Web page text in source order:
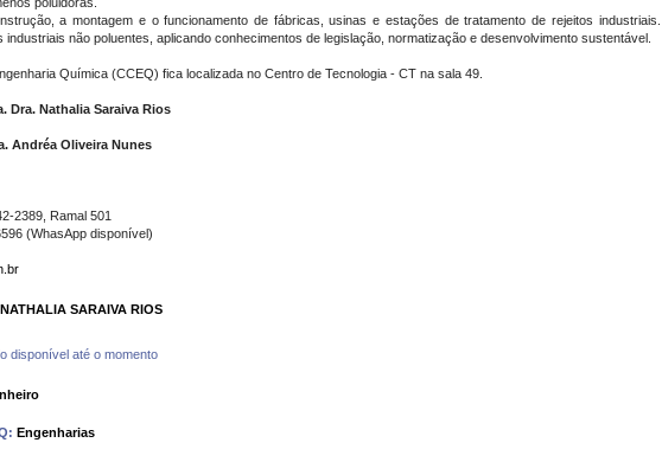
a montagem e o funcionamento de fábricas, usinas e estações de tratamento de rejeitos industriais.
industriais não poluentes, aplicando conhecimentos de legislação, normatização e desenvolvimento sustentável.
Química (CCEQ) fica localizada no Centro de Tecnologia - CT na sala 49.
Dra. Nathalia Saraiva Rios
Andréa Oliveira Nunes
2389, Ramal 501
(WhasApp disponível)
NATHALIA SARAIVA RIOS
disponível até o momento
Engenharias